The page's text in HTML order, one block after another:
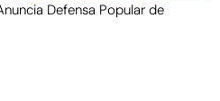
Defensa Popular de